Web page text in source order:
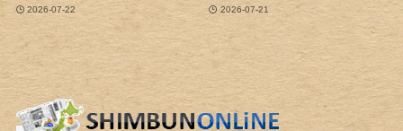
2026-07-22 2026-07-21